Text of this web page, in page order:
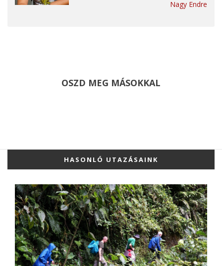
Nagy Endre
OSZD MEG MÁSOKKAL
HASONLÓ UTAZÁSAINK